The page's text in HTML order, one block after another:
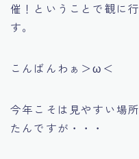
催！ということで観に
す。
こんばんわぁ＞ω＜
今年こそは見やすい場
たんですが・・・